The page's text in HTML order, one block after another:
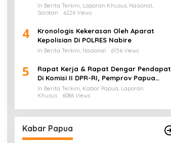
In Berita Terkini, Laporan Khusus, Nasional,
Sorotan
6226 Views
4
Kronologis Kekerasan Oleh Aparat
Kepolisian Di POLRES Nabire
In Berita Terkini, Nasional 6156 Views
5
Rapat Kerja & Rapat Dengar Pendapat
Di Komisi II DPR-RI, Pemprov Papua
Barat Tunjukkan Keberpihakan
Terhadap Aspirasi Masyarakat!
In Berita Terkini, Kabar Papua, Laporan
Khusus
6086 Views
Kabar Papua